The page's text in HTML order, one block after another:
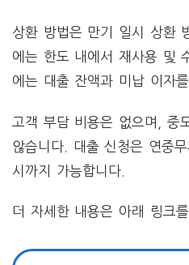
상환 방법은 만기 일시 상환
에는 한도 내에서 재사용 및
에는 대출 잔액과 미납 이자
고객 부담 비용은 없으며, 중
않습니다. 대출 신청은 연중
시까지 가능합니다.
더 자세한 내용은 아래 링크를